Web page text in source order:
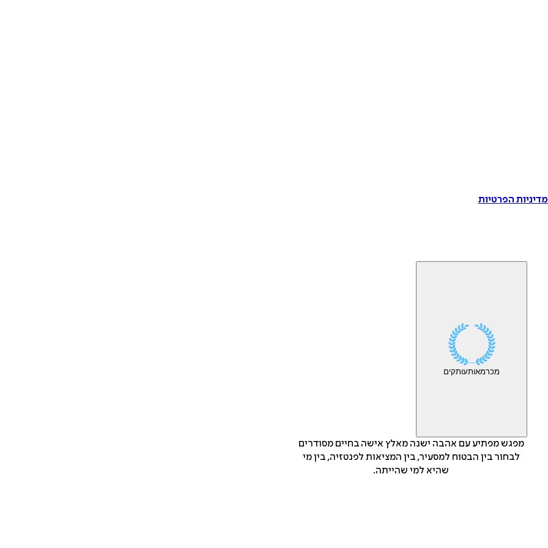
הפרטיות
מכרמאותעותקים
מפגש מפתיע עם אהבה ישנה מאלץ אישה בחיים מסודרים
לבחור בין הבטוח למסעיר, בין המציאות לפנטזיה, בין מי
שהיא למי שהייתה.